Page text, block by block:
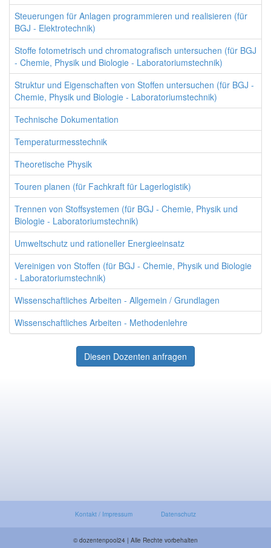
Steuerungen für Anlagen programmieren und realisieren (für
BGJ - Elektrotechnik)
Stoffe fotometrisch und chromatografisch untersuchen (für BGJ
- Chemie, Physik und Biologie - Laboratoriumstechnik)
Struktur und Eigenschaften von Stoffen untersuchen (für BGJ -
Chemie, Physik und Biologie - Laboratoriumstechnik)
Technische Dokumentation
Temperaturmesstechnik
Theoretische Physik
Touren planen (für Fachkraft für Lagerlogistik)
Trennen von Stoffsystemen (für BGJ - Chemie, Physik und
Biologie - Laboratoriumstechnik)
Umweltschutz und rationeller Energieeinsatz
Vereinigen von Stoffen (für BGJ - Chemie, Physik und Biologie
- Laboratoriumstechnik)
Wissenschaftliches Arbeiten - Allgemein / Grundlagen
Wissenschaftliches Arbeiten - Methodenlehre
Diesen Dozenten anfragen
Kontakt / Impressum Datenschutz
© dozentenpool24 | Alle Rechte vorbehalten